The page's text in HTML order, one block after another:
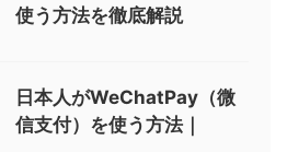
使う方法を徹底解説
日本人がWeChatPay（微
信支付）を使う方法｜